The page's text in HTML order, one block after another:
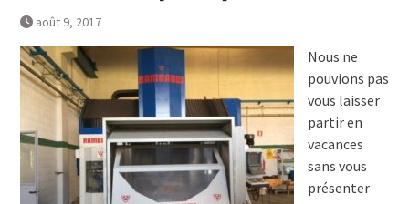
août 9, 2017
Nous ne
pouvions pas
vous laisser
partir en
vacances
sans vous
présenter